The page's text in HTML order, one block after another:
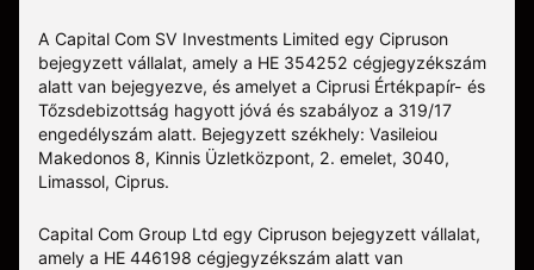
A Capital Com SV Investments Limited egy Cipruson
bejegyzett vállalat, amely a HE 354252 cégjegyzékszám
alatt van bejegyezve, és amelyet a Ciprusi Értékpapír- és
Tőzsdebizottság hagyott jóvá és szabályoz a 319/17
engedélyszám alatt. Bejegyzett székhely: Vasileiou
Makedonos 8, Kinnis Üzletközpont, 2. emelet, 3040,
Limassol, Ciprus.
Capital Com Group Ltd egy Cipruson bejegyzett vállalat,
amely a ΗΕ 446198 cégjegyzékszám alatt van